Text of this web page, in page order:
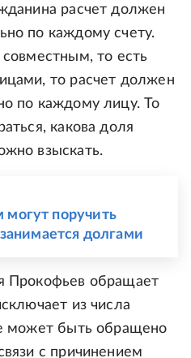
расчет должен
по каждому счету.
то есть
то расчет должен
по каждому лицу. То
какова доля
взыскать.
поручить
долгами
Прокофьев обращает
из числа
может быть обращено
с причинением